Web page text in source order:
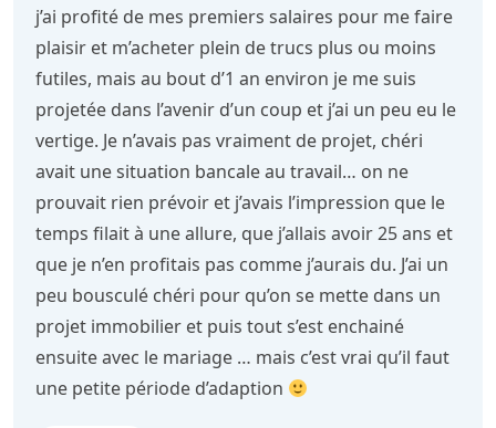
j’ai profité de mes premiers salaires pour me faire
plaisir et m’acheter plein de trucs plus ou moins
futiles, mais au bout d’1 an environ je me suis
projetée dans l’avenir d’un coup et j’ai un peu eu le
vertige. Je n’avais pas vraiment de projet, chéri
avait une situation bancale au travail… on ne
prouvait rien prévoir et j’avais l’impression que le
temps filait à une allure, que j’allais avoir 25 ans et
que je n’en profitais pas comme j’aurais du. J’ai un
peu bousculé chéri pour qu’on se mette dans un
projet immobilier et puis tout s’est enchainé
ensuite avec le mariage … mais c’est vrai qu’il faut
une petite période d’adaption